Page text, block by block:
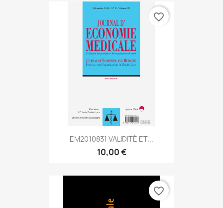
EM2010831 VALIDITÉ ET...
10,00 €
favorite_border
favorite_border